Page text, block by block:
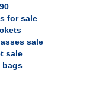
for sale
sale
sale
bags